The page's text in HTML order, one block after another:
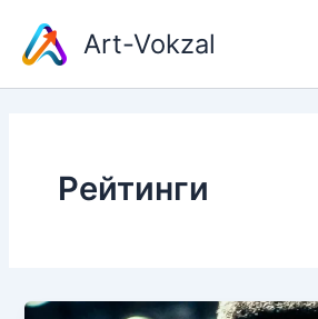
содержимому
Art-Vokzal
Рейтинги